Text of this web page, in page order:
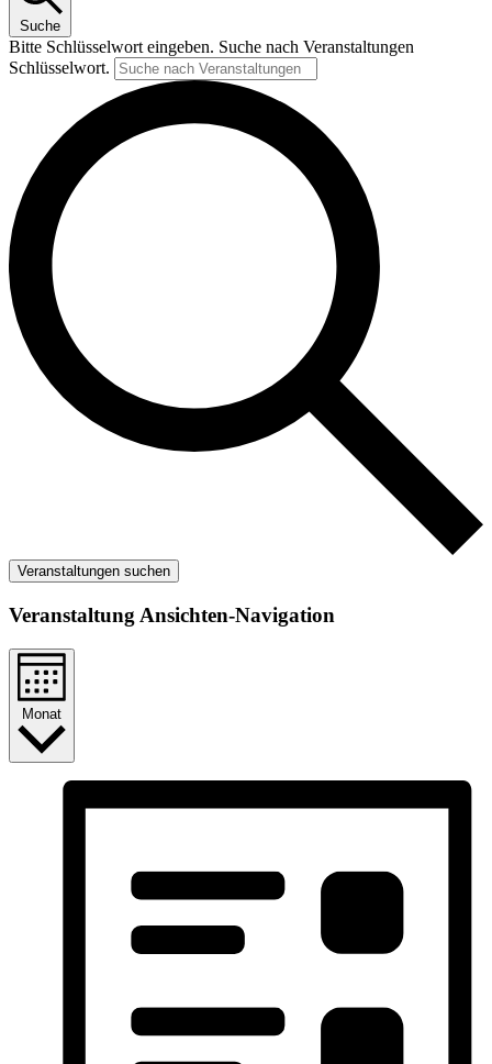
Suche
Bitte Schlüsselwort eingeben. Suche nach Veranstaltungen
Schlüsselwort.
Veranstaltungen suchen
Veranstaltung Ansichten-Navigation
Monat